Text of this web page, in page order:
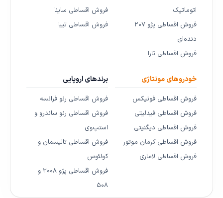
اتوماتیک
فروش اقساطی پژو ۲۰۷
دنده‌ای
فروش اقساطی تارا
فروش اقساطی ساینا
فروش اقساطی تیبا
خودروهای مونتاژی
فروش اقساطی فونیکس
فروش اقساطی فیدلیتی
فروش اقساطی دیگنیتی
فروش اقساطی کرمان موتور
فروش اقساطی لاماری
برندهای اروپایی
فروش اقساطی رنو فرانسه
فروش اقساطی رنو ساندرو و
استپ‌وی
فروش اقساطی تالیسمان و
کولئوس
فروش اقساطی پژو ۲۰۰۸ و
۵۰۸